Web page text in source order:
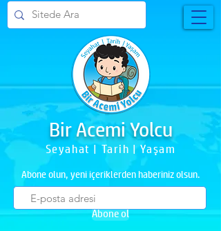
Bir Acemi Yolcu
Seyahat | Tarih | Yaşam
Abone olun, yeni içeriklerden haberiniz olsun.
Abone ol